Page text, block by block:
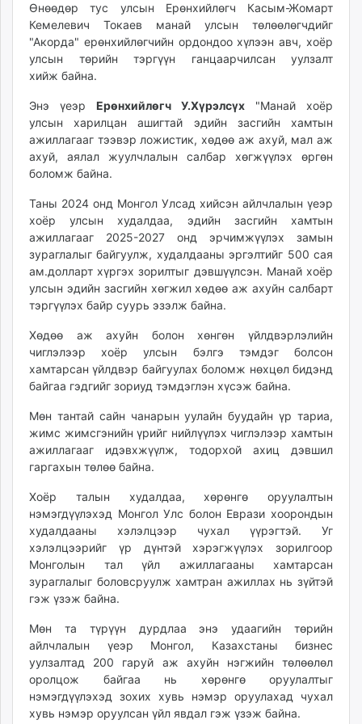
unuudur.mn
isee.mn
mglradio.com
fact.mn
tumen.mn
shuum.mn
times.mn
tvmongolia.mn
mass.mn
unegui.mn
assa.mn
toim.mn
tac.mn
paparazzi.mn
Өнөөдөр тус улсын Ерөнхийлөгч Касым-Жомарт
Кемелевич Токаев манай улсын төлөөлөгчдийг
"Акорда" ерөнхийлөгчийн ордондоо хүлээн авч, хоёр
улсын төрийн тэргүүн ганцаарчилсан уулзалт
хийж байна.
Энэ үеэр Ерөнхийлөгч У.Хүрэлсүх "Манай хоёр
улсын харилцан ашигтай эдийн засгийн хамтын
ажиллагааг тээвэр ложистик, хөдөө аж ахуй, мал аж
ахуй, аялал жуулчлалын салбар хөгжүүлэх өргөн
боломж байна.
Таны 2024 онд Монгол Улсад хийсэн айлчлалын үеэр
хоёр улсын худалдаа, эдийн засгийн хамтын
ажиллагааг 2025-2027 онд эрчимжүүлэх замын
зураглалыг байгуулж, худалдааны эргэлтийг 500 сая
ам.долларт хүргэх зорилтыг дэвшүүлсэн. Манай хоёр
улсын эдийн засгийн хөгжил хөдөө аж ахуйн салбарт
тэргүүлэх байр суурь эзэлж байна.
Хөдөө аж ахуйн болон хөнгөн үйлдвэрлэлийн
чиглэлээр хоёр улсын бэлгэ тэмдэг болсон
хамтарсан үйлдвэр байгуулах боломж нөхцөл бидэнд
байгаа гэдгийг зориуд тэмдэглэн хүсэж байна.
Мөн тантай сайн чанарын уулайн буудайн үр тариа,
жимс жимсгэнийн үрийг нийлүүлэх чиглэлээр хамтын
ажиллагааг идэвхжүүлж, тодорхой ахиц дэвшил
гаргахын төлөө байна.
Хоёр талын худалдаа, хөрөнгө оруулалтын
нэмэгдүүлэхэд Монгол Улс болон Еврази хоорондын
худалдааны хэлэлцээр чухал үүрэгтэй. Уг
хэлэлцээрийг үр дүнтэй хэрэгжүүлэх зорилгоор
Монголын тал үйл ажиллагааны хамтарсан
зураглалыг боловсруулж хамтран ажиллах нь зүйтэй
гэж үзэж байна.
Мөн та түрүүн дурдлаа энэ удаагийн төрийн
айлчлалын үеэр Монгол, Казахстаны бизнес
уулзалтад 200 гаруй аж ахуйн нэгжийн төлөөлөл
оролцож байгаа нь хөрөнгө оруулалтыг
нэмэгдүүлэхэд зохих хувь нэмэр оруулахад чухал
хувь нэмэр оруулсан үйл явдал гэж үзэж байна.